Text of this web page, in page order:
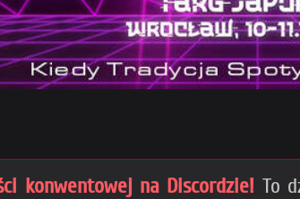
konwentowej na Discordzie! To